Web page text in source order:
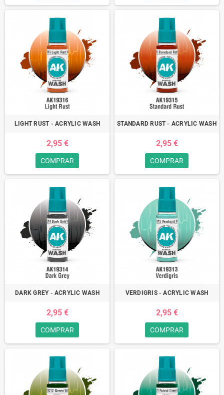
LIGHT RUST - ACRYLIC WASH
2,95 €
COMPRAR
STANDARD RUST - ACRYLIC WASH
2,95 €
COMPRAR
DARK GREY - ACRYLIC WASH
2,95 €
COMPRAR
VERDIGRIS - ACRYLIC WASH
2,95 €
COMPRAR